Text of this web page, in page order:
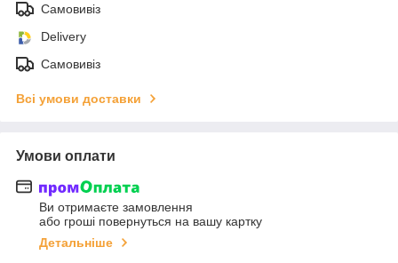
Самовивіз
Delivery
Самовивіз
Всі умови доставки
Умови оплати
Ви отримаєте замовлення
або гроші повернуться на вашу картку
Детальніше